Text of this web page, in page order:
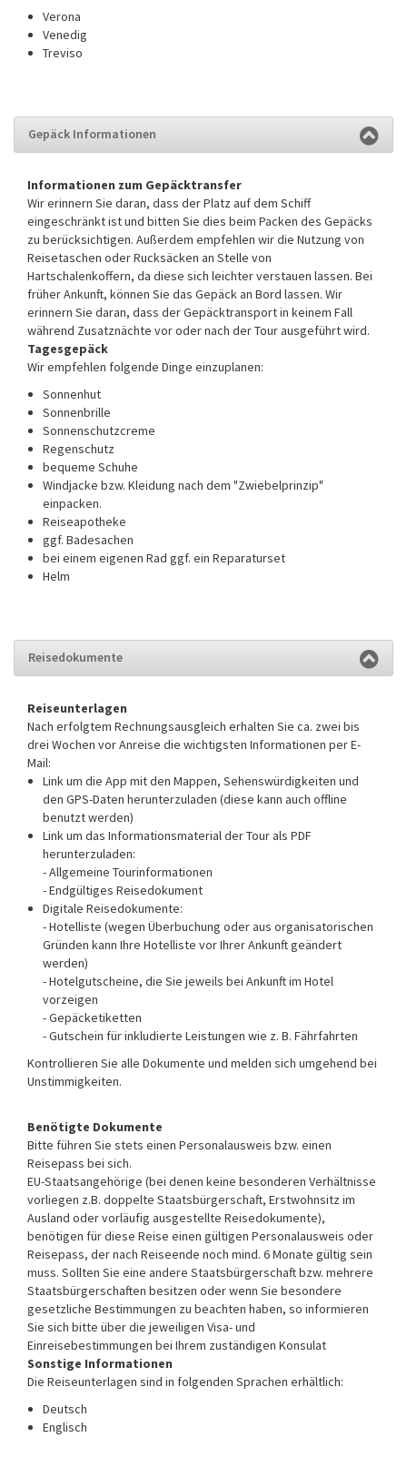
Verona
Venedig
Treviso
Gepäck Informationen
Informationen zum Gepäcktransfer
Wir erinnern Sie daran, dass der Platz auf dem Schiff
eingeschränkt ist und bitten Sie dies beim Packen des Gepäcks
zu berücksichtigen. Außerdem empfehlen wir die Nutzung von
Reisetaschen oder Rucksäcken an Stelle von
Hartschalenkoffern, da diese sich leichter verstauen lassen. Bei
früher Ankunft, können Sie das Gepäck an Bord lassen. Wir
erinnern Sie daran, dass der Gepäcktransport in keinem Fall
während Zusatznächte vor oder nach der Tour ausgeführt wird.
Tagesgepäck
Wir empfehlen folgende Dinge einzuplanen:
Sonnenhut
Sonnenbrille
Sonnenschutzcreme
Regenschutz
bequeme Schuhe
Windjacke bzw. Kleidung nach dem "Zwiebelprinzip"
einpacken.
Reiseapotheke
ggf. Badesachen
bei einem eigenen Rad ggf. ein Reparaturset
Helm
Reisedokumente
Reiseunterlagen
Nach erfolgtem Rechnungsausgleich erhalten Sie ca. zwei bis
drei Wochen vor Anreise die wichtigsten Informationen per E-
Mail:
Link um die App mit den Mappen, Sehenswürdigkeiten und
den GPS-Daten herunterzuladen (diese kann auch offline
benutzt werden)
Link um das Informationsmaterial der Tour als PDF
herunterzuladen:
- Allgemeine Tourinformationen
- Endgültiges Reisedokument
Digitale Reisedokumente:
- Hotelliste (wegen Überbuchung oder aus organisatorischen
Gründen kann Ihre Hotelliste vor Ihrer Ankunft geändert
werden)
- Hotelgutscheine, die Sie jeweils bei Ankunft im Hotel
vorzeigen
- Gepäcketiketten
- Gutschein für inkludierte Leistungen wie z. B. Fährfahrten
Kontrollieren Sie alle Dokumente und melden sich umgehend bei
Unstimmigkeiten.
Benötigte Dokumente
Bitte führen Sie stets einen Personalausweis bzw. einen
Reisepass bei sich.
EU-Staatsangehörige (bei denen keine besonderen Verhältnisse
vorliegen z.B. doppelte Staatsbürgerschaft, Erstwohnsitz im
Ausland oder vorläufig ausgestellte Reisedokumente),
benötigen für diese Reise einen gültigen Personalausweis oder
Reisepass, der nach Reiseende noch mind. 6 Monate gültig sein
muss. Sollten Sie eine andere Staatsbürgerschaft bzw. mehrere
Staatsbürgerschaften besitzen oder wenn Sie besondere
gesetzliche Bestimmungen zu beachten haben, so informieren
Sie sich bitte über die jeweiligen Visa- und
Einreisebestimmungen bei Ihrem zuständigen Konsulat
Sonstige Informationen
Die Reiseunterlagen sind in folgenden Sprachen erhältlich:
Deutsch
Englisch